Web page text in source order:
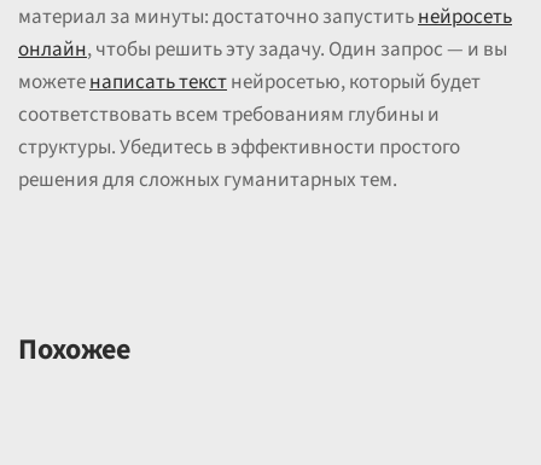
материал за минуты: достаточно запуститьнейросеть
онлайн, чтобы решить эту задачу. Один запрос — и вы
можетенаписать текстнейросетью, который будет
соответствовать всем требованиям глубины и
структуры. Убедитесь в эффективности простого
решения для сложных гуманитарных тем.
Похожее